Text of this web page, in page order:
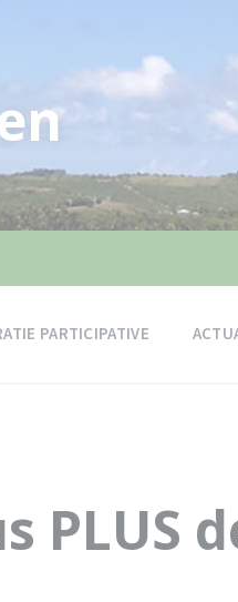
PARTICIPATIVE
PLUS